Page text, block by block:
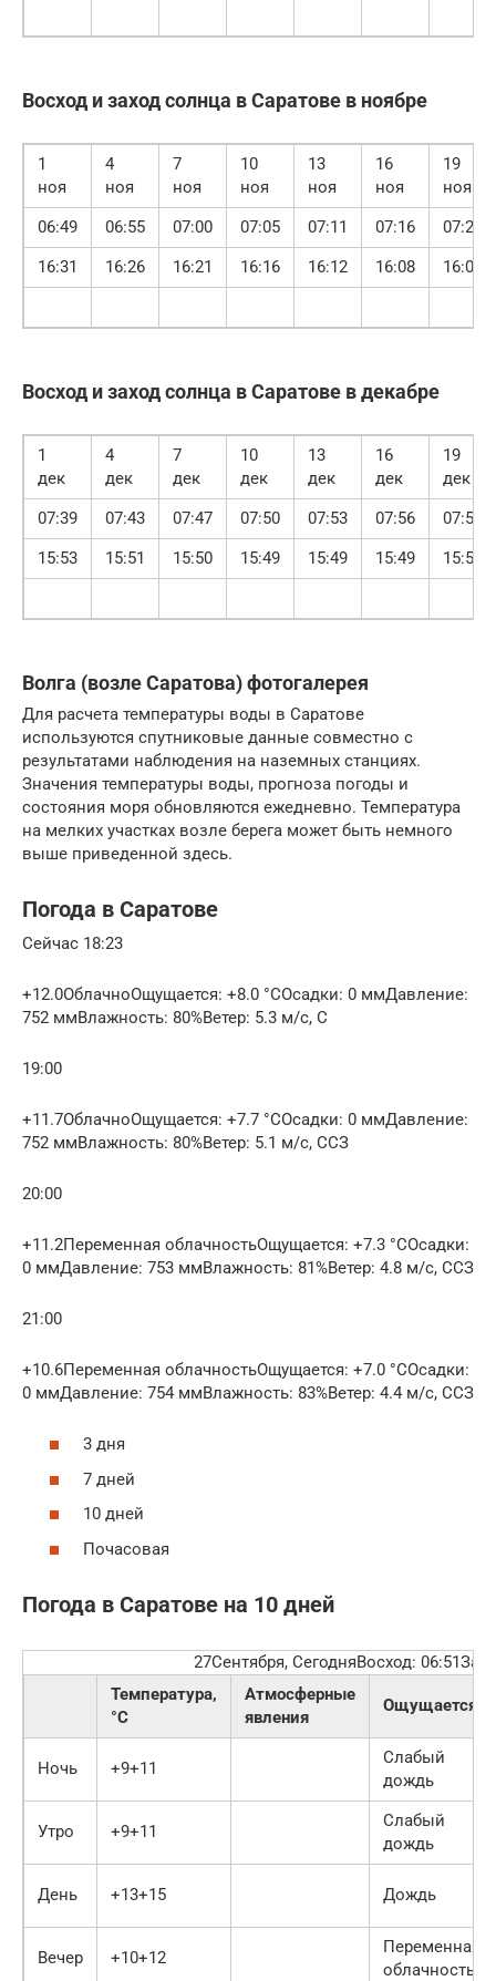
Восход и заход солнца в Саратове в ноябре
1
ноя
4
ноя
7
ноя
10
ноя
13
ноя
16
ноя
19
ноя
06:49
06:55 07:00 07:05 07:11 07:16
07:21
16:31
16:26 16:21 16:16 16:12 16:08 16:04
Восход и заход солнца в Саратове в декабре
1
дек
4
дек
7
дек
10
дек
13
дек
16
дек
19
дек
07:39
07:43 07:47 07:50 07:53 07:56
07:58
15:53
15:51 15:50 15:49 15:49 15:49 15:50
Волга (возле Саратова) фотогалерея
Для расчета температуры воды в Саратове
используются спутниковые данные совместно с
результатами наблюдения на наземных станциях.
Значения температуры воды, прогноза погоды и
состояния моря обновляются ежедневно. Температура
на мелких участках возле берега может быть немного
выше приведенной здесь.
Погода в Саратове
Сейчас 18:23
+12.0ОблачноОщущается: +8.0 °CОсадки: 0 ммДавление:
752 ммВлажность: 80%Ветер: 5.3 м/с, С
19:00
+11.7ОблачноОщущается: +7.7 °CОсадки: 0 ммДавление:
752 ммВлажность: 80%Ветер: 5.1 м/с, ССЗ
20:00
+11.2Переменная облачностьОщущается: +7.3 °CОсадки:
0 ммДавление: 753 ммВлажность: 81%Ветер: 4.8 м/с, ССЗ
21:00
+10.6Переменная облачностьОщущается: +7.0 °CОсадки:
0 ммДавление: 754 ммВлажность: 83%Ветер: 4.4 м/с, ССЗ
3 дня
7 дней
10 дней
Почасовая
Погода в Саратове на 10 дней
27Сентября, СегодняВосход:
Температура,
°C
Атмосферные
явления
Ощущается
Ночь +9+11
Слабый
дождь
Утро +9+11
Слабый
дождь
День +13+15 Дождь
Вечер +10+12
Переменная
облачность